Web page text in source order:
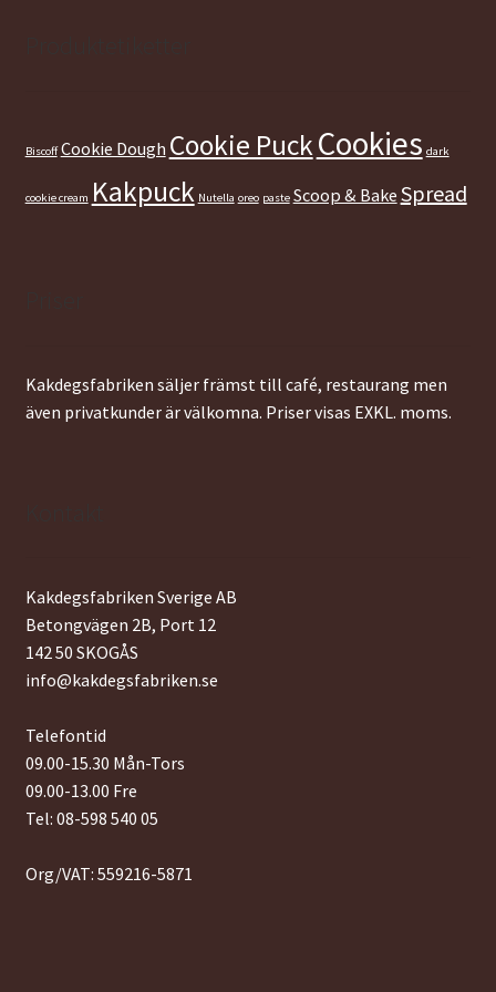
Biscoff Cookie Dough Cookie PuckCookies dark
cookie cream Kakpuck Nutella oreo paste Scoop & Bake Spread
Kakdegsfabriken säljer främst till café, restaurang men
även privatkunder är välkomna. Priser visas EXKL. moms.
Kakdegsfabriken Sverige AB
Betongvägen 2B, Port 12
142 50 SKOGÅS
info@kakdegsfabriken.se
Telefontid
09.00-15.30 Mån-Tors
09.00-13.00 Fre
Tel: 08-598 540 05
Org/VAT: 559216-5871